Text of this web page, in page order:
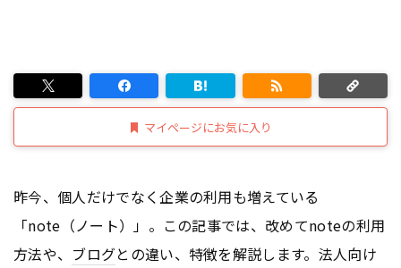
マイページにお気に入り
昨今、個人だけでなく企業の利用も増えている
「note（ノート）」。この記事では、改めてnoteの利用
方法や、 ブログとの違い、特徴を解説します。法人向け